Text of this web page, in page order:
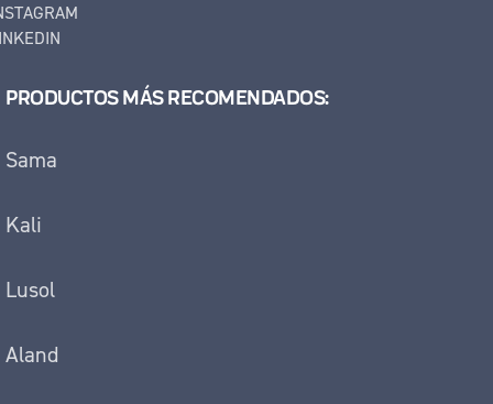
PRODUCTOS MÁS RECOMENDADOS:
Sama
Kali
Lusol
Aland